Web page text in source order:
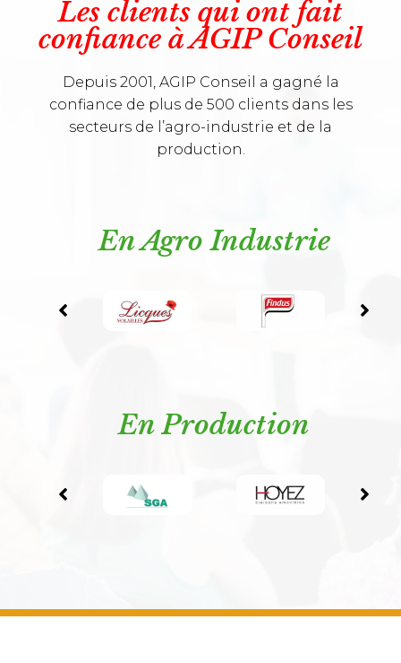
Les clients qui ont fait
confiance à AGIP Conseil
Depuis 2001, AGIP Conseil a gagné la
confiance de plus de 500 clients dans les
secteurs de l’agro-industrie et de la
production.
En Agro Industrie
En Production